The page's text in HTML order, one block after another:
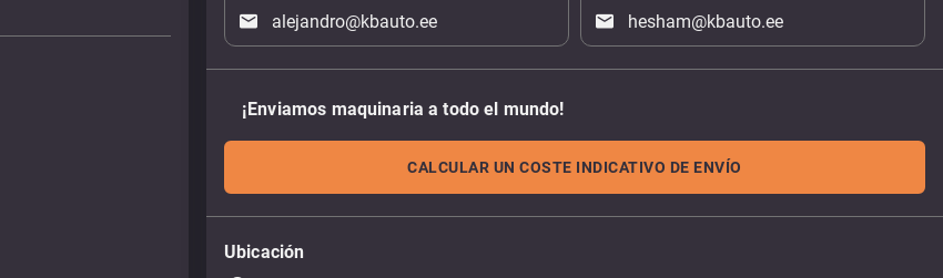
alejandro@kbauto.ee
hesham@kbauto.ee
¡Enviamos maquinaria a todo el mundo!
CALCULAR UN COSTE INDICATIVO DE ENVÍO
Ubicación